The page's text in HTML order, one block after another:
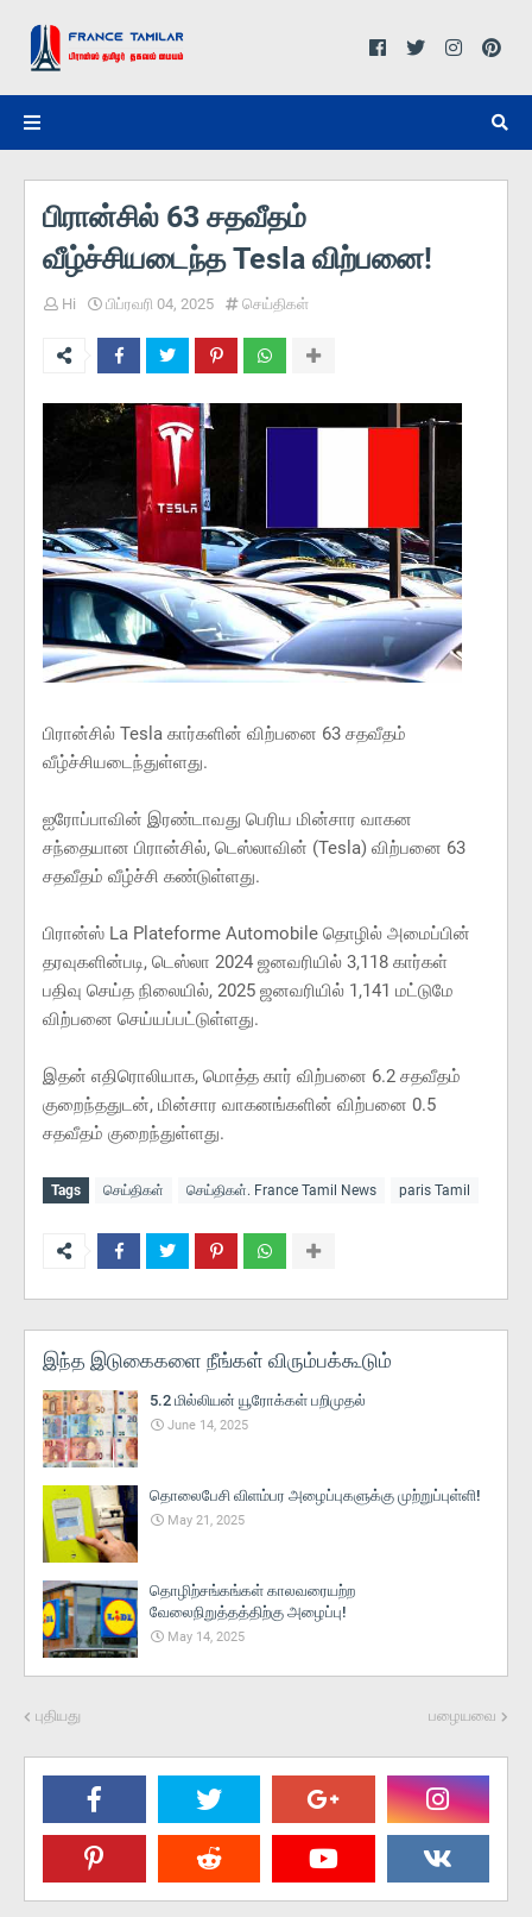
பிரான்சில் 63 சதவீதம்
வீழ்ச்சியடைந்த Tesla விற்பனை!
Hi பிப்ரவரி 04, 2025 செய்திகள்
பிரான்சில் Tesla கார்களின் விற்பனை 63 சதவீதம்
வீழ்ச்சியடைந்துள்ளது.
ஐரோப்பாவின் இரண்டாவது பெரிய மின்சார வாகன
சந்தையான பிரான்சில், டெஸ்லாவின் (Tesla) விற்பனை 63
சதவீதம் வீழ்ச்சி கண்டுள்ளது.
பிரான்ஸ் La Plateforme Automobile தொழில் அமைப்பின்
தரவுகளின்படி, டெஸ்லா 2024 ஜனவரியில் 3,118 கார்கள்
பதிவு செய்த நிலையில், 2025 ஜனவரியில் 1,141 மட்டுமே
விற்பனை செய்யப்பட்டுள்ளது.
இதன் எதிரொலியாக, மொத்த கார் விற்பனை 6.2 சதவீதம்
குறைந்ததுடன், மின்சார வாகனங்களின் விற்பனை 0.5
சதவீதம் குறைந்துள்ளது.
Tags செய்திகள் செய்திகள். France Tamil News paris Tamil
இந்த இடுகைகளை நீங்கள் விரும்பக்கூடும்
5.2 மில்லியன் யூரோக்கள் பறிமுதல்
June 14, 2025
தொலைபேசி விளம்பர அழைப்புகளுக்கு முற்றுப்புள்ளி!
May 21, 2025
தொழிற்சங்கங்கள் காலவரையற்ற
வேலைநிறுத்தத்திற்கு அழைப்பு!
May 14, 2025
புதியது பழையவை